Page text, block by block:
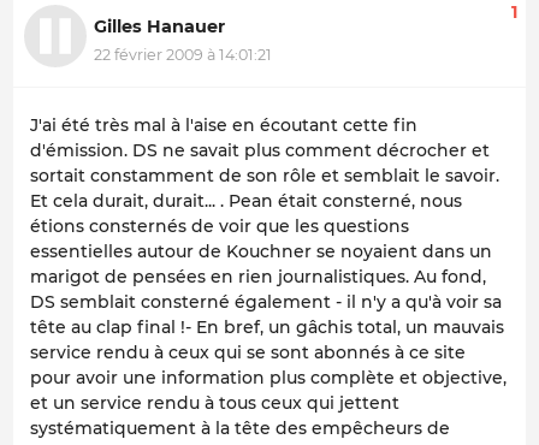
Gilles Hanauer
22 février 2009 à 14:01:21
1
J'ai été très mal à l'aise en écoutant cette fin
d'émission. DS ne savait plus comment décrocher et
sortait constamment de son rôle et semblait le savoir.
Et cela durait, durait... . Pean était consterné, nous
étions consternés de voir que les questions
essentielles autour de Kouchner se noyaient dans un
marigot de pensées en rien journalistiques. Au fond,
DS semblait consterné également - il n'y a qu'à voir sa
tête au clap final !- En bref, un gâchis total, un mauvais
service rendu à ceux qui se sont abonnés à ce site
pour avoir une information plus complète et objective,
et un service rendu à tous ceux qui jettent
systématiquement à la tête des empêcheurs de